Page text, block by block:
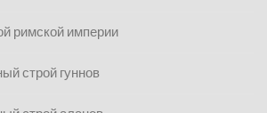
римской империи
строй гуннов